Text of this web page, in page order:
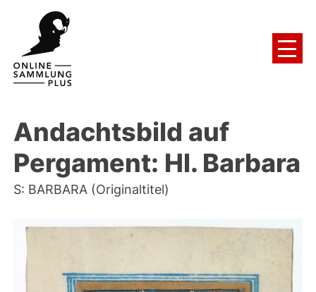
Andachtsbild auf
Pergament: Hl. Barbara
S: BARBARA (Originaltitel)